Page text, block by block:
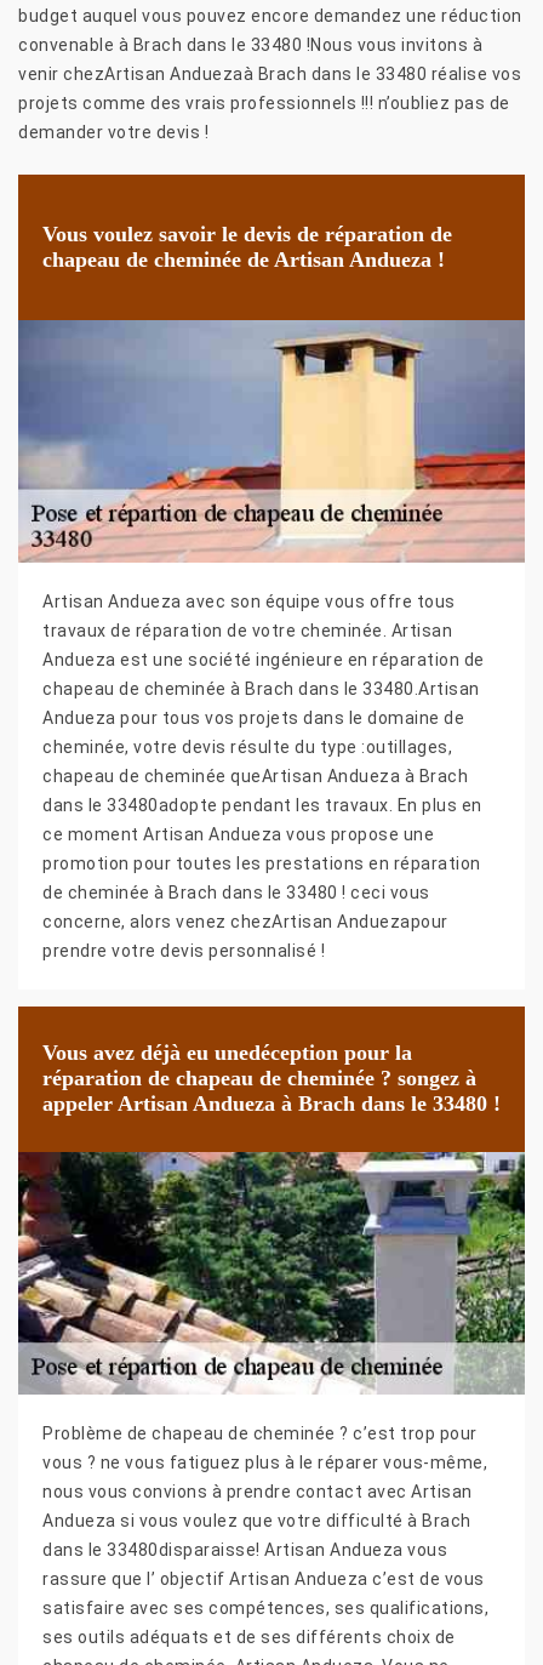
budget auquel vous pouvez encore demandez une réduction
convenable à Brach dans le 33480 !Nous vous invitons à
venir chezArtisan Anduezaà Brach dans le 33480 réalise vos
projets comme des vrais professionnels !!! n’oubliez pas de
demander votre devis !
Vous voulez savoir le devis de réparation de
chapeau de cheminée de Artisan Andueza !
Artisan Andueza avec son équipe vous offre tous
travaux de réparation de votre cheminée. Artisan
Andueza est une société ingénieure en réparation de
chapeau de cheminée à Brach dans le 33480.Artisan
Andueza pour tous vos projets dans le domaine de
cheminée, votre devis résulte du type :outillages,
chapeau de cheminée queArtisan Andueza à Brach
dans le 33480adopte pendant les travaux. En plus en
ce moment Artisan Andueza vous propose une
promotion pour toutes les prestations en réparation
de cheminée à Brach dans le 33480 ! ceci vous
concerne, alors venez chezArtisan Anduezapour
prendre votre devis personnalisé !
Vous avez déjà eu unedéception pour la
réparation de chapeau de cheminée ? songez à
appeler Artisan Andueza à Brach dans le 33480 !
Problème de chapeau de cheminée ? c’est trop pour
vous ? ne vous fatiguez plus à le réparer vous-même,
nous vous convions à prendre contact avec Artisan
Andueza si vous voulez que votre difficulté à Brach
dans le 33480disparaisse! Artisan Andueza vous
rassure que l’ objectif Artisan Andueza c’est de vous
satisfaire avec ses compétences, ses qualifications,
ses outils adéquats et de ses différents choix de